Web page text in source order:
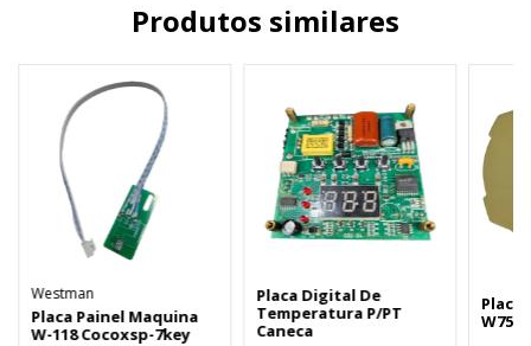
Produtos similares
Westman
Placa Painel Maquina
W-118 Cocoxsp-7key
Placa Digital De
Temperatura P/PT
Caneca
Placa
W75